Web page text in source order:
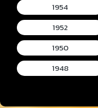
1954
1952
1950
1948